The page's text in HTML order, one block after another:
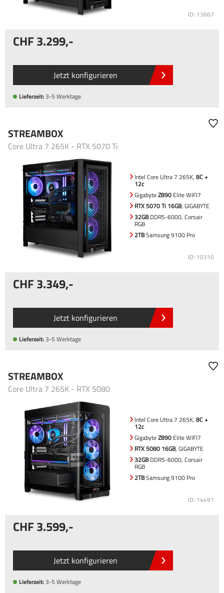
ID: 13667
3.299,-
Jetzt konfigurieren
Lieferzeit:3-5 Werktage
STREAMBOX
Core Ultra 7 265K - RTX 5070 Ti
Intel Core Ultra 7 265K, 8C +
12c
GigabyteZ890Elite WIFI7
RTX 5070 Ti 16GB, GIGABYTE
32GBDDR5-6000, Corsair
RGB
2TBSamsung 9100 Pro
ID: 10310
3.349,-
Jetzt konfigurieren
Lieferzeit:3-5 Werktage
STREAMBOX
Core Ultra 7 265K - RTX 5080
Intel Core Ultra 7 265K, 8C +
12c
GigabyteZ890Elite WIFI7
RTX 5080 16GB, GIGABYTE
32GBDDR5-6000, Corsair
RGB
2TBSamsung 9100 Pro
ID: 14491
3.599,-
Jetzt konfigurieren
Lieferzeit:3-5 Werktage